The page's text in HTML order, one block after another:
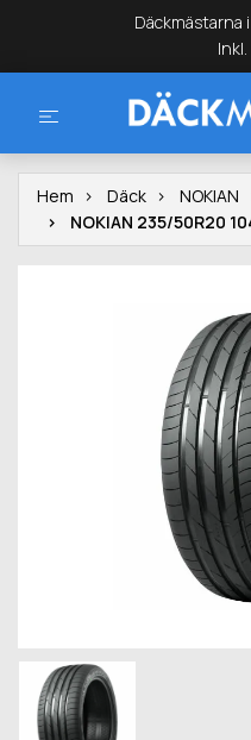
Däckmästarna
Hem Däck NOKIAN
NOKIAN 235/50R20